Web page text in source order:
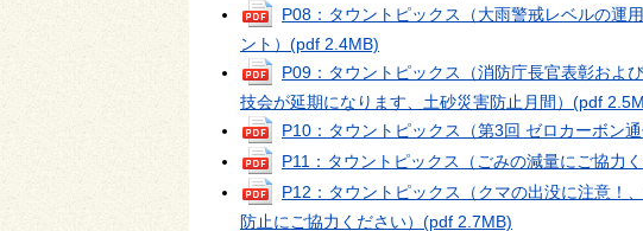
P08：タウントピックス（大雨警戒レベルの運
ント） (pdf 2.4MB)
P09：タウントピックス（消防庁長官表彰およ
技会が延期になります、土砂災害防止月間） (pdf
P10：タウントピックス（第3回 ゼロカーボン通
P11：タウントピックス（ごみの減量にご協力
P12：タウントピックス（クマの出没に注意！
防止にご協力ください） (pdf 2.7MB)